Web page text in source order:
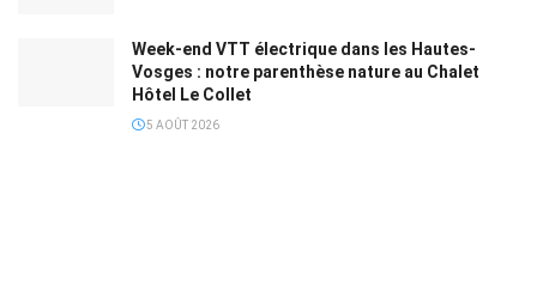
Week-end VTT électrique dans les Hautes-
Vosges : notre parenthèse nature au Chalet
Hôtel Le Collet
5 AOÛT 2026